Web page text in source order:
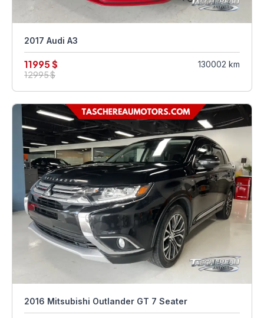
2017 Audi A3
11995 $
12995 $
130002 km
2016 Mitsubishi Outlander GT 7 Seater